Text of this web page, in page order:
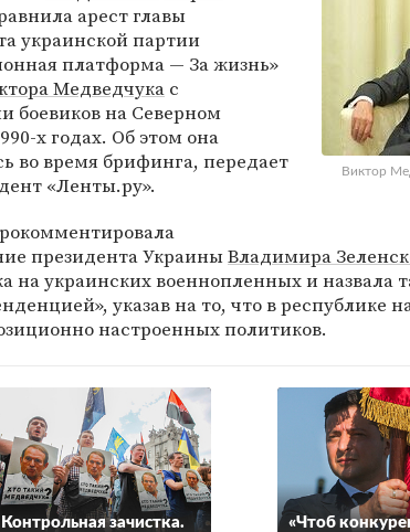
Виктор
арест главы
украинской партии
платформа — За жизнь»
Медведчука с
боевиков на Северном
х годах. Об этом она
во время брифинга, передает
«Ленты.ру».
президента УкраиныВладимира
на украинских военнопленных и назвала
указав на то, что в республике
настроенных политиков.
Контрольная зачистка.
«Чтоб